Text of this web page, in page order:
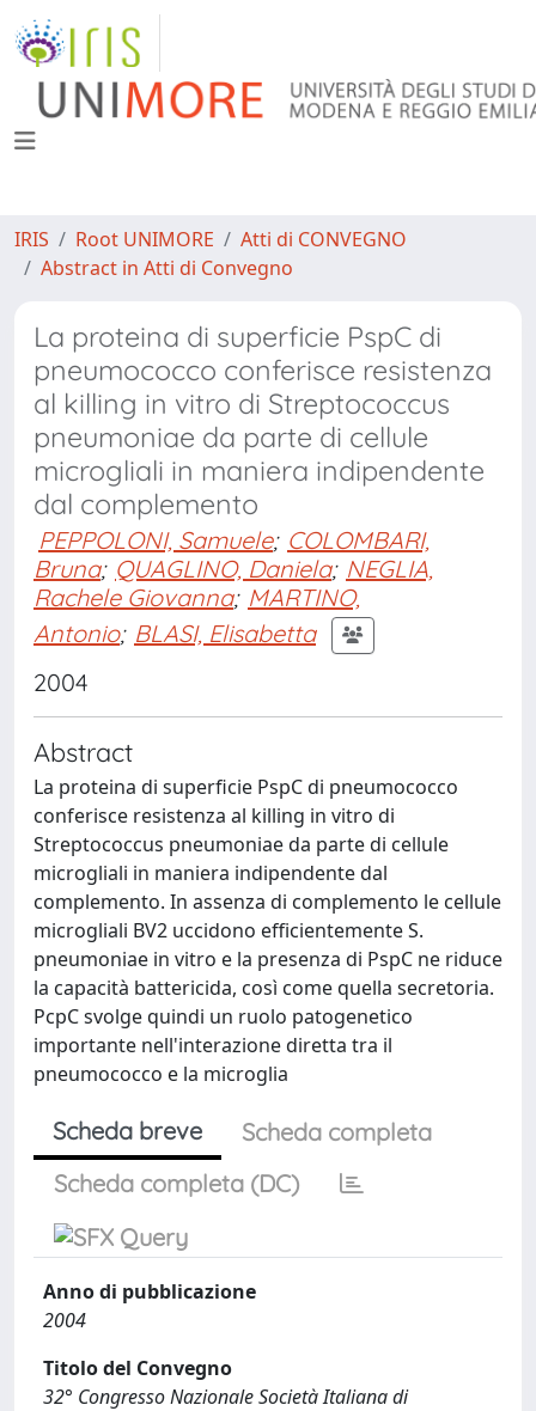
IRIS Root UNIMORE
Atti di CONVEGNO
Abstract in Atti di Convegno
La proteina di superficie PspC di
pneumococco conferisce resistenza
al killing in vitro di Streptococcus
pneumoniae da parte di cellule
microgliali in maniera indipendente
dal complemento
PEPPOLONI, Samuele; COLOMBARI,
Bruna; QUAGLINO, Daniela; NEGLIA,
Rachele Giovanna; MARTINO,
Antonio; BLASI, Elisabetta
2004
Abstract
La proteina di superficie PspC di pneumococco
conferisce resistenza al killing in vitro di
Streptococcus pneumoniae da parte di cellule
microgliali in maniera indipendente dal
complemento. In assenza di complemento le cellule
microgliali BV2 uccidono efficientemente S.
pneumoniae in vitro e la presenza di PspC ne riduce
la capacità battericida, così come quella secretoria.
PcpC svolge quindi un ruolo patogenetico
importante nell'interazione diretta tra il
pneumococco e la microglia
Scheda breve
Scheda completa
Scheda completa (DC)
Anno di pubblicazione
2004
Titolo del Convegno
32° Congresso Nazionale Società Italiana di